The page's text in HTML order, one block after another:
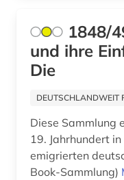
barock (1)
barßel (1)
1848/
und ihre
Die
DEUTSCHLANDWEIT
Diese Sammlung
19. Jahrhundert
emigrierten
Book-Sammlung)